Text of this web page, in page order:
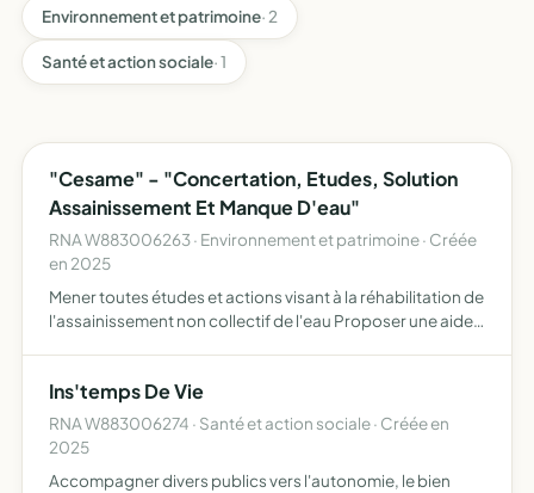
Environnement et patrimoine· 2
Santé et action sociale· 1
"Cesame" - "Concertation, Etudes, Solution
Assainissement Et Manque D'eau"
RNA W883006263 · Environnement et patrimoine · Créée
en 2025
Mener toutes études et actions visant à la réhabilitation de
l'assainissement non collectif de l'eau Proposer une aide
Ins'temps De Vie
RNA W883006274 · Santé et action sociale · Créée en
2025
Accompagner divers publics vers l'autonomie, le bien